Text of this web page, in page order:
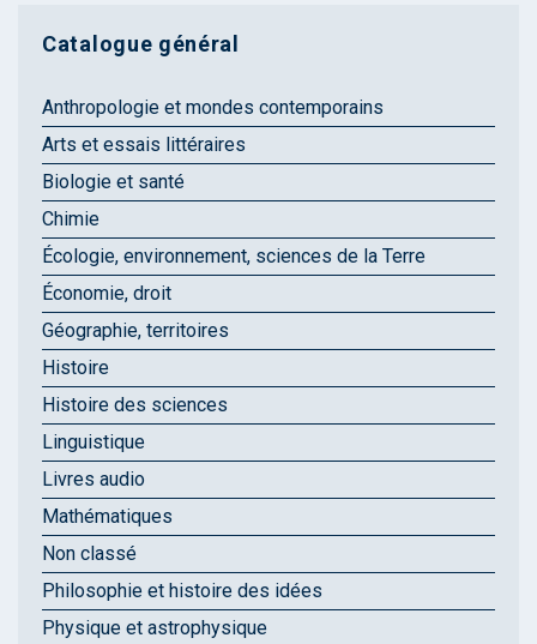
Catalogue général
Anthropologie et mondes contemporains
Arts et essais littéraires
Biologie et santé
Chimie
Écologie, environnement, sciences de la Terre
Économie, droit
Géographie, territoires
Histoire
Histoire des sciences
Linguistique
Livres audio
Mathématiques
Non classé
Philosophie et histoire des idées
Physique et astrophysique